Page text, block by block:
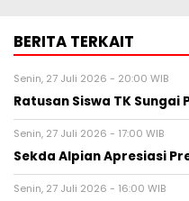
BERITA TERKAIT
Senin, 27 Juli 2026 - 20:00 WIB
Ratusan Siswa TK
Senin, 27 Juli 2026 - 17:00 WIB
Sekda Alpian Apresiasi
Senin, 27 Juli 2026 - 16:00 WIB